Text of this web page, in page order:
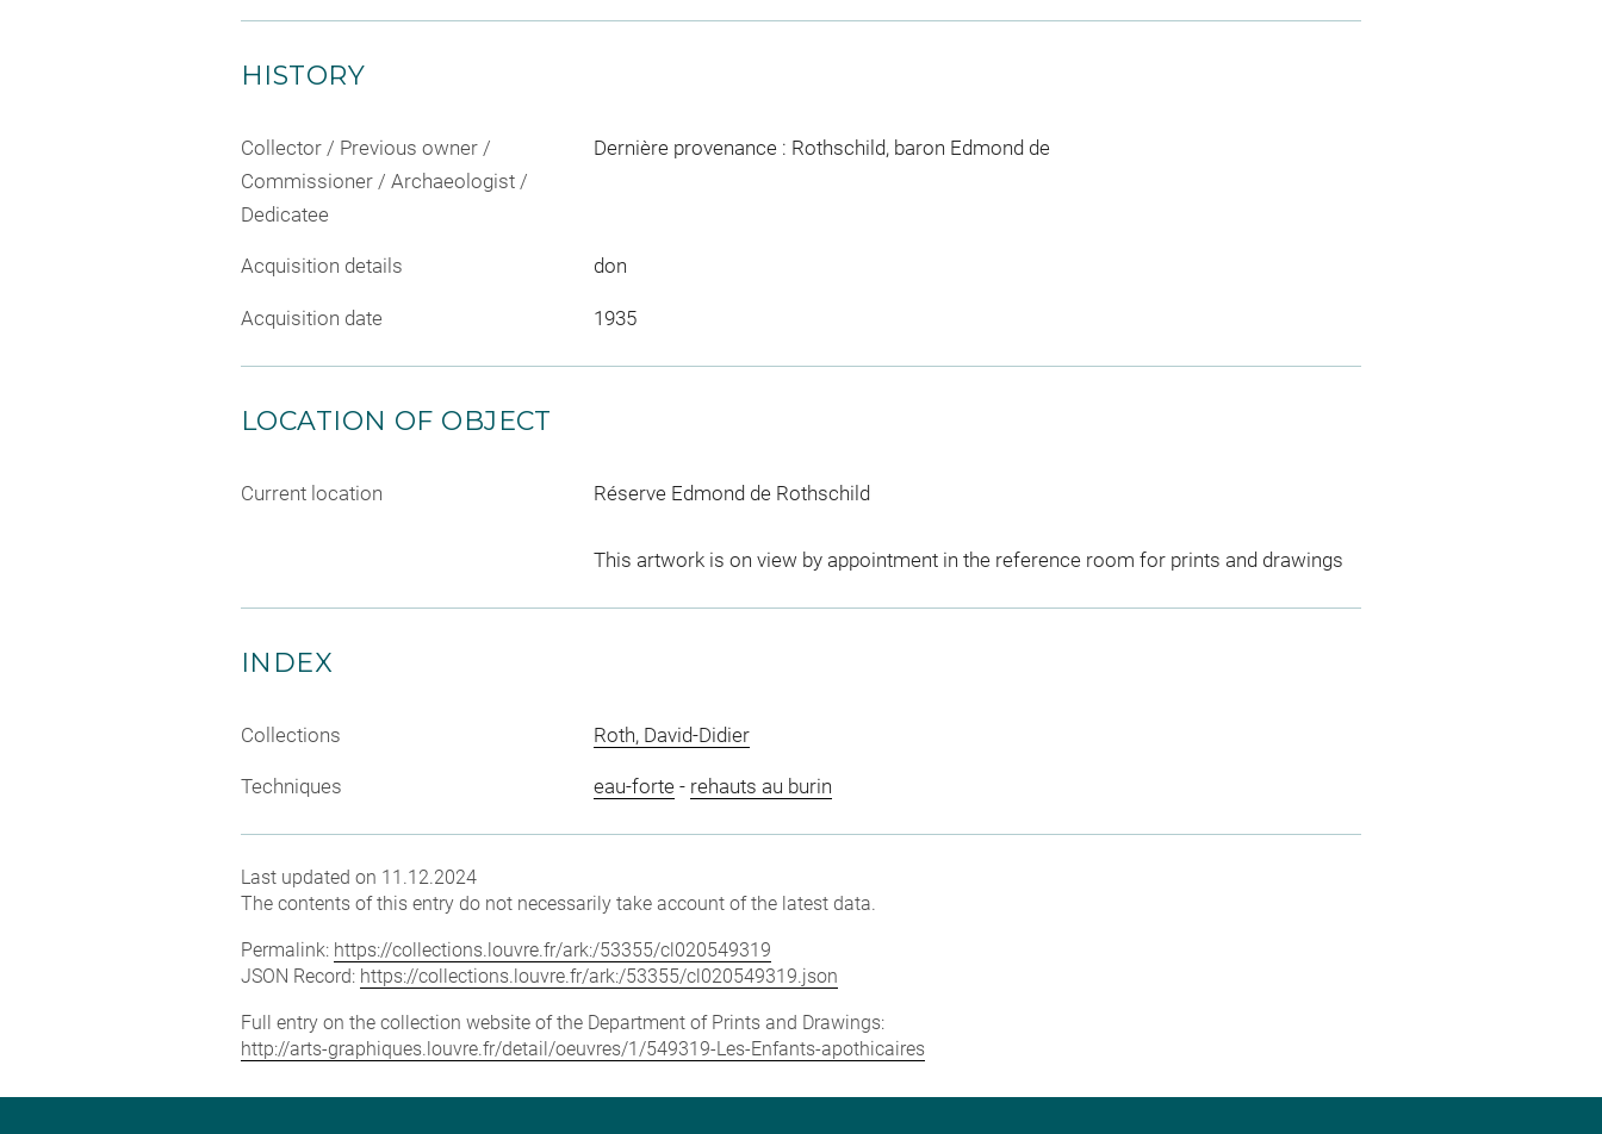
HISTORY
Collector / Previous owner /
Commissioner / Archaeologist /
Dedicatee
Dernière provenance : Rothschild, baron Edmond de
Acquisition details don
Acquisition date 1935
LOCATION OF OBJECT
Current location Réserve Edmond de Rothschild
This artwork is on view by appointment in the reference room for prints and drawings
INDEX
Collections Roth, David-Didier
Techniques eau-forte- rehauts au burin
Last updated on 11.12.2024
The contents of this entry do not necessarily take account of the latest data.
Permalink: https://collections.louvre.fr/ark:/53355/cl020549319
JSON Record: https://collections.louvre.fr/ark:/53355/cl020549319.json
Full entry on the collection website of the Department of Prints and Drawings:
http://arts-graphiques.louvre.fr/detail/oeuvres/1/549319-Les-Enfants-apothicaires